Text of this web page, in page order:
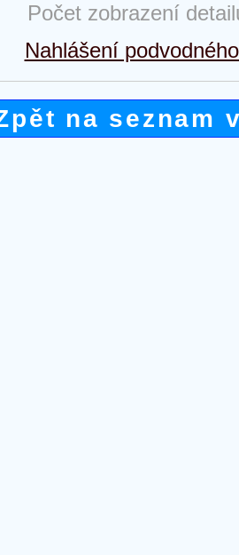
Počet zobrazení
Nahlášení
na seznam